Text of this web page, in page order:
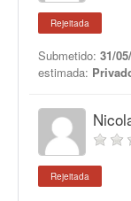
Rejeitada
Submetido: 31/
estimada:
Rejeitada